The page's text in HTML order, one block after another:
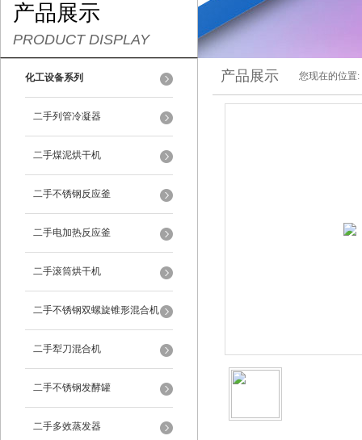
产品展示
PRODUCT DISPLAY
化工设备系列
二手列管冷凝器
二手煤泥烘干机
二手不锈钢反应釜
二手电加热反应釜
二手滚筒烘干机
二手不锈钢双螺旋锥形混合机
二手犁刀混合机
二手不锈钢发酵罐
二手多效蒸发器
产品展示 您现在的位置: